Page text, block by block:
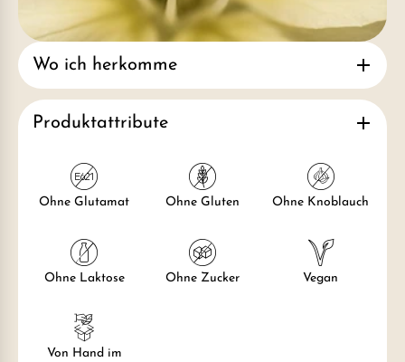
Wo ich herkomme
Produktattribute
Ohne Glutamat Ohne Gluten Ohne Knoblauch
Ohne Laktose Ohne Zucker Vegan
Von Hand im